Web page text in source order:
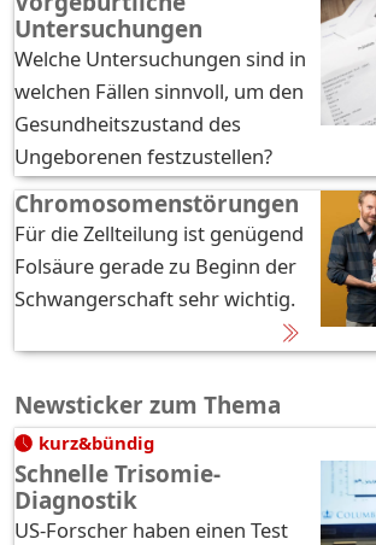
Untersuchungen
Welche Untersuchungen sind in
welchen Fällen sinnvoll, um den
Gesundheitszustand des
Ungeborenen festzustellen?
Chromosomenstörungen
Für die Zellteilung ist genügend
Folsäure gerade zu Beginn der
Schwangerschaft sehr wichtig.
Newsticker zum Thema
kurz&bündig
Schnelle Trisomie-
Diagnostik
US-Forscher haben einen Test